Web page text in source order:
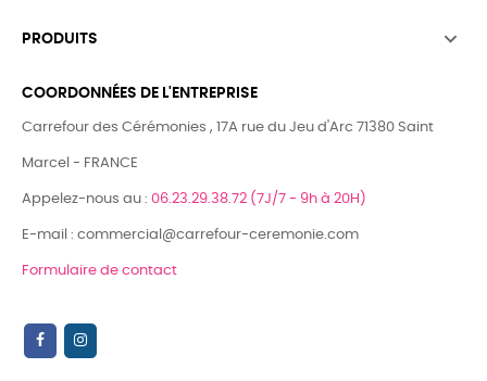
PRODUITS 
COORDONNÉES DE L'ENTREPRISE
Carrefour des Cérémonies , 17A rue du Jeu d'Arc 71380 Saint
Marcel - FRANCE
Appelez-nous au : 06.23.29.38.72 (7J/7 - 9h à 20H)
E-mail : commercial@carrefour-ceremonie.com
Formulaire de contact